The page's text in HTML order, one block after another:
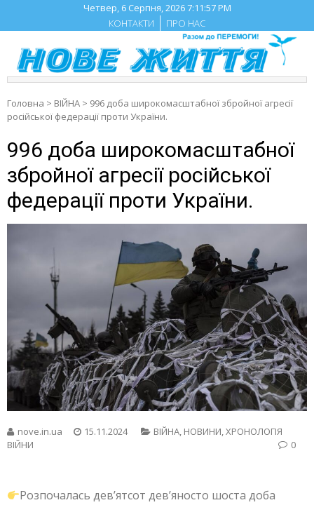
content
Четвер, 6 Серпня, 20267:11:58 PM
КОНТАКТИ
ПРО НАС
Головна > ВІЙНА > 996 доба широкомасштабної збройної агресії
російської федерації проти України.
996 доба широкомасштабної
збройної агресії російської
федерації проти України.
nove.in.ua 15.11.2024 ВІЙНА, НОВИНИ,ХРОНОЛОГІЯ
ВІЙНИ
0
Розпочалась дев’ятсот дев’яносто шоста доба